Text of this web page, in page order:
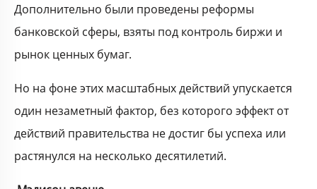
Дополнительно были проведены реформы
банковской сферы, взяты под контроль биржи и
рынок ценных бумаг.
Но на фоне этих масштабных действий упускается
один незаметный фактор, без которого эффект от
действий правительства не достиг бы успеха или
растянулся на несколько десятилетий.